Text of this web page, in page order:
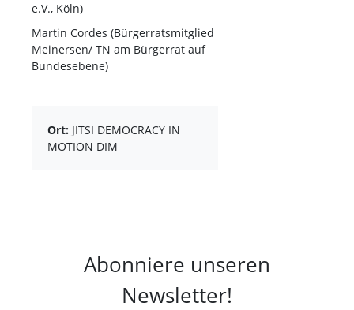
e.V., Köln)
Martin Cordes (Bürgerratsmitglied
Meinersen/ TN am Bürgerrat auf
Bundesebene)
Ort: JITSI DEMOCRACY IN
MOTION DIM
Abonniere unseren
Newsletter!